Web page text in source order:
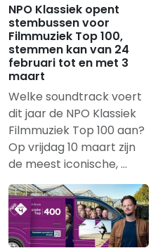
NPO Klassiek opent
stembussen voor
Filmmuziek Top 100,
stemmen kan van 24
februari tot en met 3
maart
Welke soundtrack voert
dit jaar de NPO Klassiek
Filmmuziek Top 100 aan?
Op vrijdag 10 maart zijn
de meest iconische, …